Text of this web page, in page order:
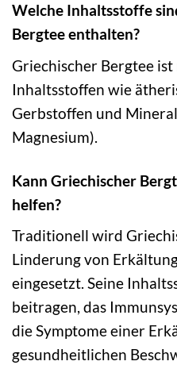
Welche Inhaltsstoffe
Bergtee enthalten?
Griechischer Bergtee
Inhaltsstoffen wie
Gerbstoffen und
Magnesium).
Kann Griechischer
helfen?
Traditionell wird
Linderung von
eingesetzt. Seine
beitragen, das
die Symptome einer
gesundheitlichen